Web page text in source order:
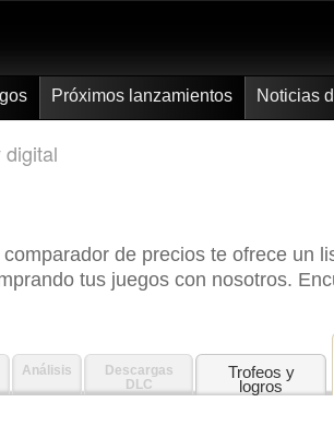
Próximos lanzamientos Noticias
digital
de precios te ofrece un
tus juegos con nosotros.
Análisis
Descargas
DLC
Trofeos y
logros